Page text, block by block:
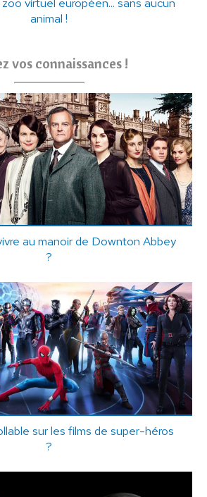
animal !
vos connaissances !
au manoir de Downton Abbey
?
sur les films de super-héros
?